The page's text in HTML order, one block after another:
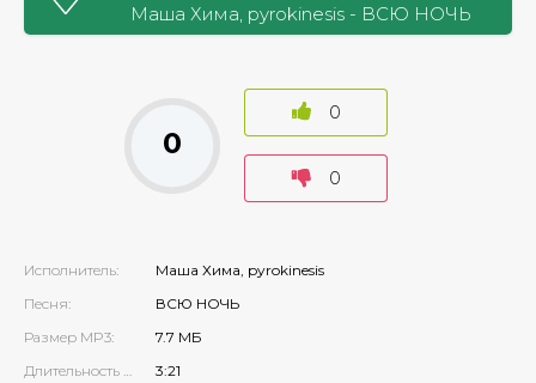
Маша Хима, pyrokinesis - ВСЮ НОЧЬ
Исполнитель:
Маша Хима, pyrokinesis
Песня:
ВСЮ НОЧЬ
Размер MP3:
7.7 МБ
Длительность MP3:
3:21
0
0
0